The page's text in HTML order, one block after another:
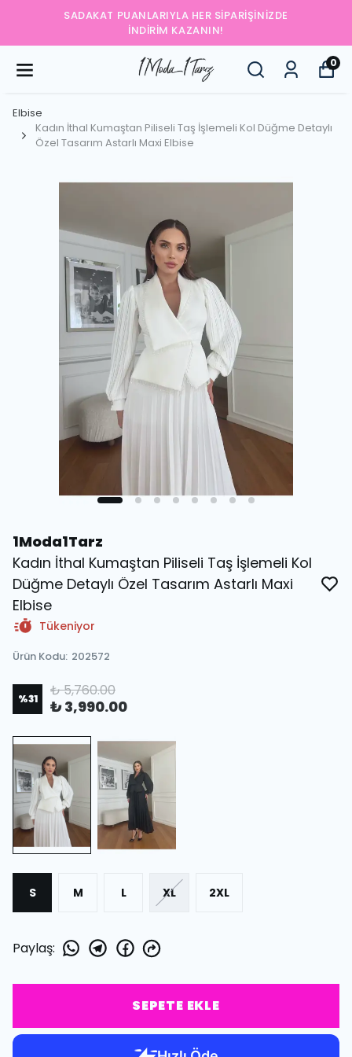
PUANLARIYLA HER SIPARIŞINIZDE
İNDIRIM KAZANIN!
0
Elbise
Kadın İthal Kumaştan Piliseli Taş İşlemeli Kol Düğme Detaylı
Özel Tasarım Astarlı Maxi Elbise
1Moda1Tarz
Kadın İthal Kumaştan Piliseli Taş İşlemeli Kol
Düğme Detaylı Özel Tasarım Astarlı Maxi
Elbise
Tükeniyor
Ürün Kodu: 202572
%31 ₺ 5,760.00
₺ 3,990.00
S M L XL 2XL
Paylaş:
SEPETE EKLE